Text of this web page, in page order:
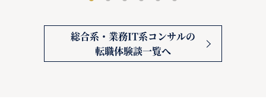
総合系・業務IT系コンサルの
転職体験談一覧へ